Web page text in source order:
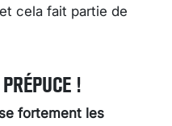
cela fait partie de
!
fortement les